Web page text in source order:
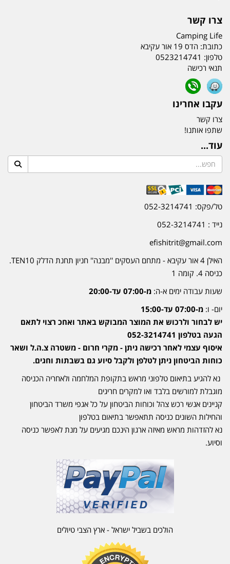
צרו קשר
Camping Life
כתובת: הדס 19 אור עקיבא
טלפון: 0523214741
תנאי רכישה
עקבו אחרינו
צרו קשר
שתפו אותנו!
עוד...
טל/פקס: 052-3214741
נייד : 052-3214741
efishitrit@gmail.com
האילן 4 אור עקיבא - מתחם העסקים ''מבנה'' חניון תחנת הדלק TEN10.
כניסה 4. קומה 1
שעות עבודה ימים א-ה: מ-07:00 עד-20:00
יום- ו: מ-07:00 עד-15:00
יש לבחור ולרכוש את המוצר המבוקש באתר ואחכ רצוי לתאם
הגעה בטלפון 052-3214741
איסוף עצמי לאחר רכישה ניתן - מקרי חרום - משטרה צ.ה.ל ושאר
כוחות הביטחון ניתן לטלפן ולקבל סיוע גם בשבתות וחגים.
נא להגיע בתיאום טלפוני מראש בתקופת המלחמה ולאחריה הכניסה
מוגבלת למורשים בלבד ואו למקרים חריגים
קניינים אנשי רכש צהל וכוחות הביטחון על כל אגפי משרד הביטחון
והחילות השונים כניסה תתאפשר בתיאום בטלפון
נא להזדהות מראש מאיזה ארגון הינכם מגיעים על מנת לאפשר כניסה
וסיוע.
הולכים בשביל ישראל - ארץ הצבי טיולים